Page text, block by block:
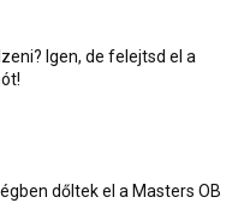
Igen, de felejtsd el a
dőltek el a Masters OB